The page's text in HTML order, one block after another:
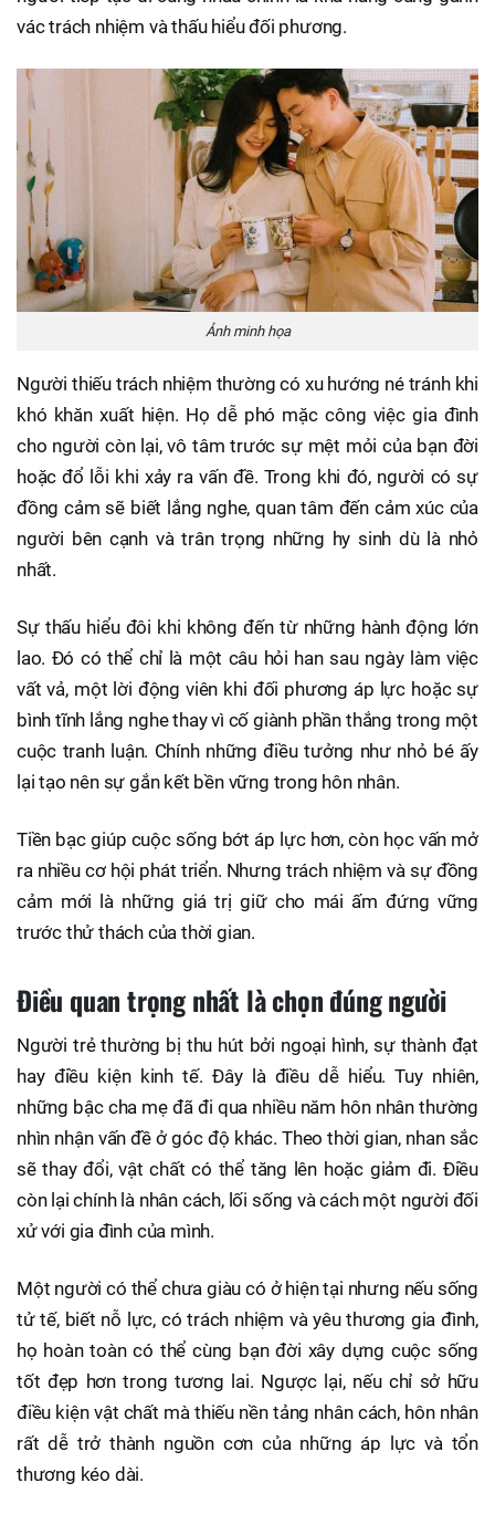
vác trách nhiệm và thấu hiểu đối phương.
Ảnh minh họa
Người thiếu trách nhiệm thường có xu hướng né tránh khi
khó khăn xuất hiện. Họ dễ phó mặc công việc gia đình
cho người còn lại, vô tâm trước sự mệt mỏi của bạn đời
hoặc đổ lỗi khi xảy ra vấn đề. Trong khi đó, người có sự
đồng cảm sẽ biết lắng nghe, quan tâm đến cảm xúc của
người bên cạnh và trân trọng những hy sinh dù là nhỏ
nhất.
Sự thấu hiểu đôi khi không đến từ những hành động lớn
lao. Đó có thể chỉ là một câu hỏi han sau ngày làm việc
vất vả, một lời động viên khi đối phương áp lực hoặc sự
bình tĩnh lắng nghe thay vì cố giành phần thắng trong một
cuộc tranh luận. Chính những điều tưởng như nhỏ bé ấy
lại tạo nên sự gắn kết bền vững trong hôn nhân.
Tiền bạc giúp cuộc sống bớt áp lực hơn, còn học vấn mở
ra nhiều cơ hội phát triển. Nhưng trách nhiệm và sự đồng
cảm mới là những giá trị giữ cho mái ấm đứng vững
trước thử thách của thời gian.
Điều quan trọng nhất là chọn đúng người
Người trẻ thường bị thu hút bởi ngoại hình, sự thành đạt
hay điều kiện kinh tế. Đây là điều dễ hiểu. Tuy nhiên,
những bậc cha mẹ đã đi qua nhiều năm hôn nhân thường
nhìn nhận vấn đề ở góc độ khác. Theo thời gian, nhan sắc
sẽ thay đổi, vật chất có thể tăng lên hoặc giảm đi. Điều
còn lại chính là nhân cách, lối sống và cách một người đối
xử với gia đình của mình.
Một người có thể chưa giàu có ở hiện tại nhưng nếu sống
tử tế, biết nỗ lực, có trách nhiệm và yêu thương gia đình,
họ hoàn toàn có thể cùng bạn đời xây dựng cuộc sống
tốt đẹp hơn trong tương lai. Ngược lại, nếu chỉ sở hữu
điều kiện vật chất mà thiếu nền tảng nhân cách, hôn nhân
rất dễ trở thành nguồn cơn của những áp lực và tổn
thương kéo dài.